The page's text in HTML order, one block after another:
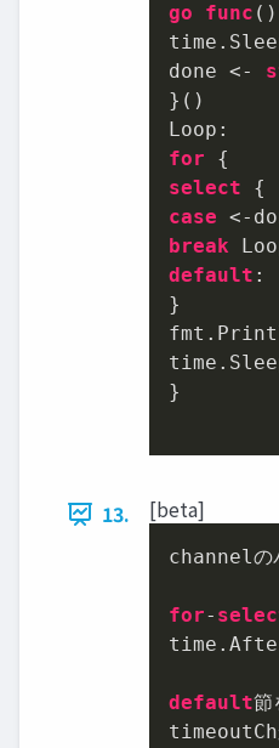
go
func ()
done <-
}()
for
select
case
break
default :
}
}
13. [beta]
channelの
for-
time.After
default節
timeoutCh